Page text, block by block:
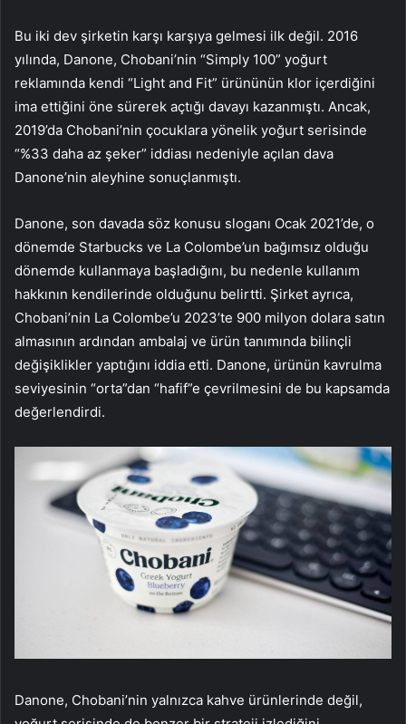
Bu iki dev şirketin karşı karşıya gelmesi ilk değil. 2016
yılında, Danone, Chobani’nin “Simply 100” yoğurt
reklamında kendi “Light and Fit” ürününün klor içerdiğini
ima ettiğini öne sürerek açtığı davayı kazanmıştı. Ancak,
2019’da Chobani’nin çocuklara yönelik yoğurt serisinde
“%33 daha az şeker” iddiası nedeniyle açılan dava
Danone’nin aleyhine sonuçlanmıştı.
Danone, son davada söz konusu sloganı Ocak 2021’de, o
dönemde Starbucks ve La Colombe’un bağımsız olduğu
dönemde kullanmaya başladığını, bu nedenle kullanım
hakkının kendilerinde olduğunu belirtti. Şirket ayrıca,
Chobani’nin La Colombe’u 2023’te 900 milyon dolara satın
almasının ardından ambalaj ve ürün tanımında bilinçli
değişiklikler yaptığını iddia etti. Danone, ürünün kavrulma
seviyesinin “orta”dan “hafif”e çevrilmesini de bu kapsamda
değerlendirdi.
Danone, Chobani’nin yalnızca kahve ürünlerinde değil,